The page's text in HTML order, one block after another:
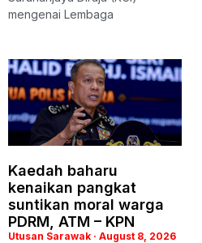
mengenai Lembaga
Kaedah baharu
kenaikan pangkat
suntikan moral warga
PDRM, ATM – KPN
Utusan Sarawak August 8, 2026